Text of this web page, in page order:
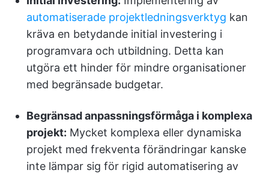
automatiserade projektledningsverktyg kan
kräva en betydande initial investering i
programvara och utbildning. Detta kan
utgöra ett hinder för mindre organisationer
med begränsade budgetar.
Begränsad anpassningsförmåga i komplexa
projekt: Mycket komplexa eller dynamiska
projekt med frekventa förändringar kanske
inte lämpar sig för rigid automatisering av